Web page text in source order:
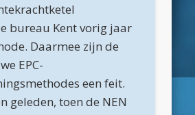
bureau Kent vorig jaar
Daarmee zijn de
EPC-
een feit.
geleden, toen de NEN